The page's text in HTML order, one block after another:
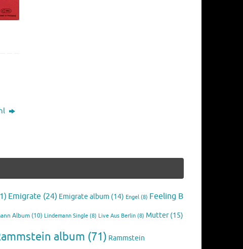
Emigrate (24) Emigrate album (14) Engel (8) Feeling B
Album (10) Lindemann Single (8) Live Aus Berlin (8) Mutter(15)
album (71) Rammstein